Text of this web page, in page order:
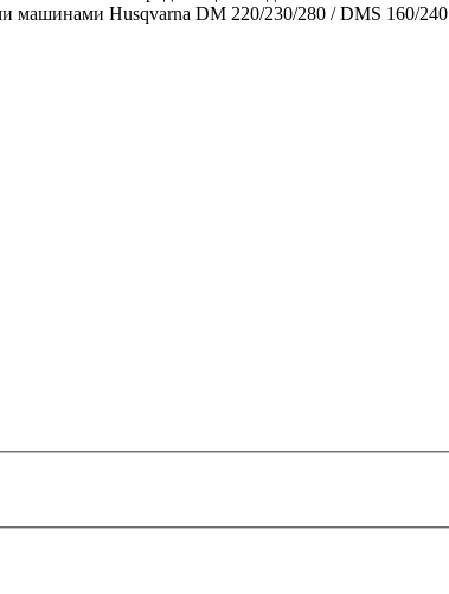
машинами Husqvarna DM 220/230/280 / DMS 160/